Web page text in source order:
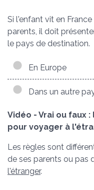
Si l'enfant vit en
parents, il doit
le pays de destination.
En Europe
Dans un autre
Vidéo - Vrai ou faux
pour voyager à
Les règles sont
de ses parents ou pas
l'étranger.